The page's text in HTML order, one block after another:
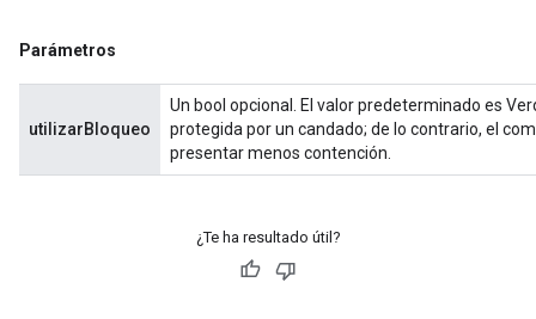
Parámetros
utilizarBloqueo
Un bool opcional. El valor predeterminado es
protegida por un candado; de lo contrario, el
presentar menos contención.
¿Te ha resultado útil?